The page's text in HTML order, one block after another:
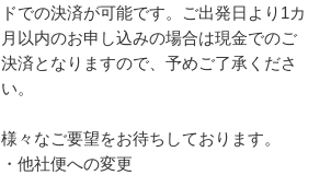
ドでの決済が可能です。ご出発日より1カ
月以内のお申し込みの場合は現金でのご
決済となりますので、予めご了承くださ
い。
様々なご要望をお待ちしております。
・他社便への変更